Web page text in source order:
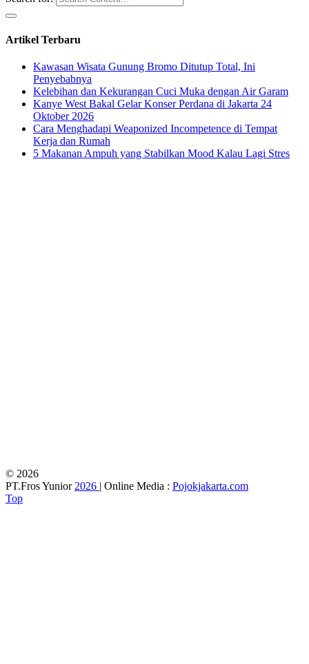
Artikel Terbaru
Kawasan Wisata Gunung Bromo Ditutup Total, Ini
Penyebabnya
Kelebihan dan Kekurangan Cuci Muka dengan Air Garam
Kanye West Bakal Gelar Konser Perdana di Jakarta 24
Oktober 2026
Cara Menghadapi Weaponized Incompetence di Tempat
Kerja dan Rumah
5 Makanan Ampuh yang Stabilkan Mood Kalau Lagi Stres
© 2026
PT.Fros Yunior 2026 | Online Media : Pojokjakarta.com
Top